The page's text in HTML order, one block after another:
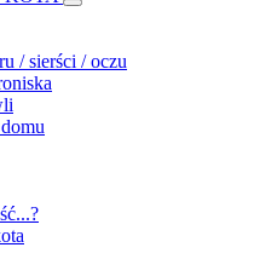
/ sierści / oczu